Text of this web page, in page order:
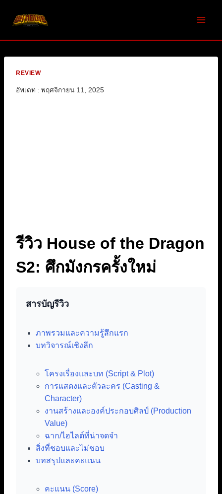
REVIEW
อัพเดท : พฤศจิกายน 11, 2025
รีวิว House of the Dragon
S2: ศึกมังกรครั้งใหม่
สารบัญรีวิว
ภาพรวมและความรู้สึกแรก
บทวิจารณ์เชิงลึก
โครงเรื่องและบท (Script & Plot)
การแสดงและตัวละคร (Casting &
Character)
งานสร้างและองค์ประกอบศิลป์ (Production
Value)
ฉาก/ไฮไลต์ที่น่าจดจำ
สิ่งที่ชอบและไม่ชอบ
บทสรุปและคะแนน
คะแนน (Score)